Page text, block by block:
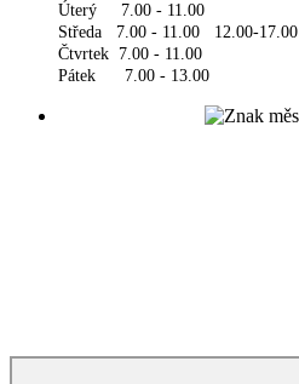
Úterý 7.00 - 11.00
Středa 7.00 - 11.00 12.00-17.00
Čtvrtek 7.00 - 11.00
Pátek 7.00 - 13.00